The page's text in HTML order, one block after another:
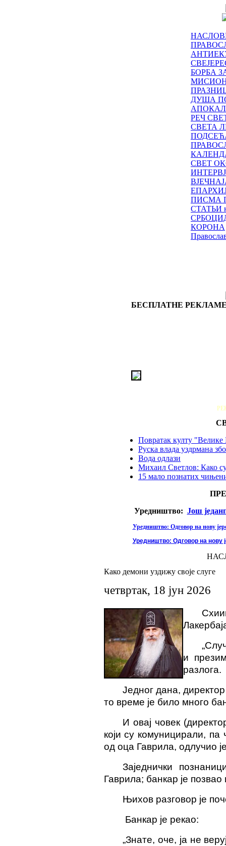
БОРБА
ДУША
РЕЧ
СВЕТА
СВЕТ
ПИСМА
СТАТЬИ
КОРОНА
БЕСПЛАТНЕ
Повратак култу "Велике
Руска влада уздрмана
Вода одлази
Михаил Светлов: Како
15 мало познатих
Уредништво: Још
Уредништво: Одговор на нову
Уредништво: Одговор на нову
Како демони уздижу своје слуге
четвртак, 18 јун 2026
Схи
„
и
разлога.
Једног дана,
то време је било много
И овај човек
који су комуницирали,
од оца Гаврила, одлучио
Заједнички
Гаврила; банкар је
Њихов разговор је
Банкар је рекао:
„Знате, оче, ја не